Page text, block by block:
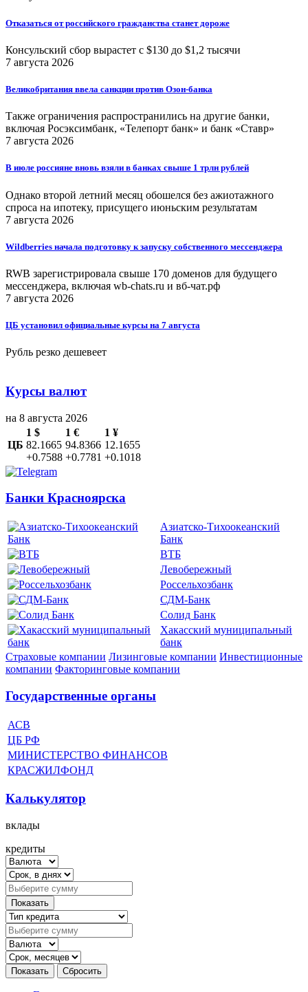
Отказаться от российского гражданства станет дороже
Консульский сбор вырастет с $130 до $1,2 тысячи
7 августа 2026
Великобритания ввела санкции против Озон-банка
Также ограничения распространились на другие банки,
включая Росэксимбанк, «Телепорт банк» и банк «Ставр»
7 августа 2026
В июле россияне вновь взяли в банках свыше 1 трлн рублей
Однако второй летний месяц обошелся без ажиотажного
спроса на ипотеку, присущего июньским результатам
7 августа 2026
Wildberries начала подготовку к запуску собственного мессенджера
RWB зарегистрировала свыше 170 доменов для будущего
мессенджера, включая wb-chats.ru и вб-чат.рф
7 августа 2026
ЦБ установил официальные курсы на 7 августа
Рубль резко дешевеет
Курсы валют
на 8 августа 2026
ЦБ
1 $
82.1665
+0.7588
1 €
94.8366
+0.7781
1 ¥
12.1655
+0.1018
Банки Красноярска
Азиатско-Тихоокеанский
Банк
ВТБ
Левобережный
Россельхозбанк
СДМ-Банк
Солид Банк
Хакасский муниципальный
банк
Страховые компании Лизинговые компании Инвестиционные
компании Факторинговые компании
Государственные органы
АСВ
ЦБ РФ
МИНИСТЕРСТВО ФИНАНСОВ
КРАСЖИЛФОНД
Калькулятор
вклады
кредиты